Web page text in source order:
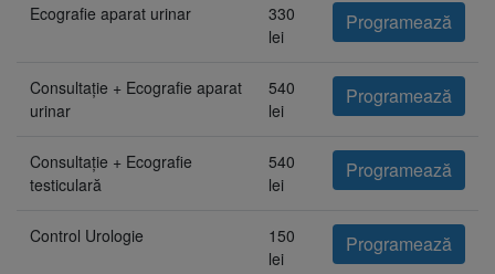
Ecografie aparat urinar
330
lei
Programează
Consultație + Ecografie aparat
urinar
540
lei
Programează
Consultație + Ecografie
testiculară
540
lei
Programează
Control Urologie
150
lei
Programează